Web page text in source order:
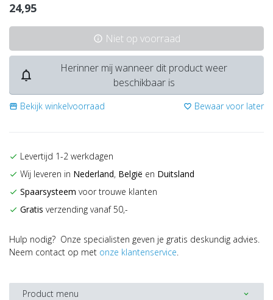
24,95
info Niet op voorraad
notifications_none
Herinner mij wanneer dit product weer
beschikbaar is
storefront Bekijk winkelvoorraad favorite_border Bewaar voor later
check Levertijd 1-2 werkdagen
check Wij leveren in Nederland, België en Duitsland
check Spaarsysteem voor trouwe klanten
check Gratis verzending vanaf 50,-
Hulp nodig? Onze specialisten geven je gratis deskundig advies.
Neem contact op met onze klantenservice.
Product menu expand_more